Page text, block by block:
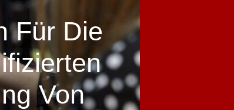
Für Die
Von